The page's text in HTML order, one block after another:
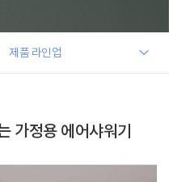
제품 라인업
가정용 에어샤워기